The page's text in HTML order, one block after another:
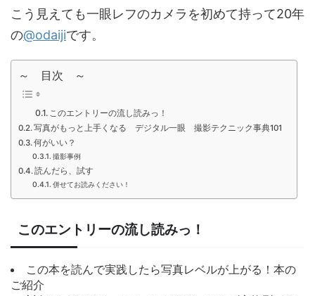
こう見えても一眼レフのカメラを初めて持って20年
の@odaijiです。
～ 目次 ～
このエントリーの流し読みっ！
写真がもっと上手くなる デジタル一眼 撮影テクニック事典101
何がいい？
撮影事例
読んだら、試す
併せてお読みください！
このエントリーの流し読みっ！
この本を読んで実践したら写真レベルが上がる！本の
ご紹介